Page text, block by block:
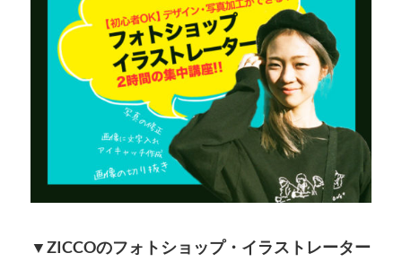
▼ZICCOのフォトショップ・イラストレーター